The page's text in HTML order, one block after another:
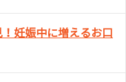
妊娠中に増えるお口